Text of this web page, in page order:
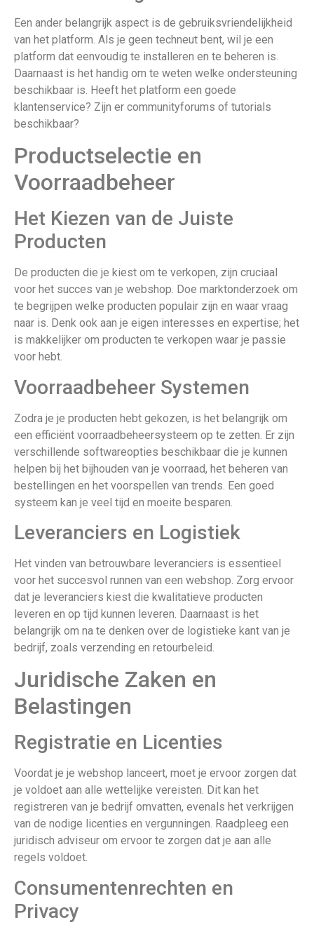
Een ander belangrijk aspect is de gebruiksvriendelijkheid
van het platform. Als je geen techneut bent, wil je een
platform dat eenvoudig te installeren en te beheren is.
Daarnaast is het handig om te weten welke ondersteuning
beschikbaar is. Heeft het platform een goede
klantenservice? Zijn er communityforums of tutorials
beschikbaar?
Productselectie en
Voorraadbeheer
Het Kiezen van de Juiste
Producten
De producten die je kiest om te verkopen, zijn cruciaal
voor het succes van je webshop. Doe marktonderzoek om
te begrijpen welke producten populair zijn en waar vraag
naar is. Denk ook aan je eigen interesses en expertise; het
is makkelijker om producten te verkopen waar je passie
voor hebt.
Voorraadbeheer Systemen
Zodra je je producten hebt gekozen, is het belangrijk om
een efficiënt voorraadbeheersysteem op te zetten. Er zijn
verschillende softwareopties beschikbaar die je kunnen
helpen bij het bijhouden van je voorraad, het beheren van
bestellingen en het voorspellen van trends. Een goed
systeem kan je veel tijd en moeite besparen.
Leveranciers en Logistiek
Het vinden van betrouwbare leveranciers is essentieel
voor het succesvol runnen van een webshop. Zorg ervoor
dat je leveranciers kiest die kwalitatieve producten
leveren en op tijd kunnen leveren. Daarnaast is het
belangrijk om na te denken over de logistieke kant van je
bedrijf, zoals verzending en retourbeleid.
Juridische Zaken en
Belastingen
Registratie en Licenties
Voordat je je webshop lanceert, moet je ervoor zorgen dat
je voldoet aan alle wettelijke vereisten. Dit kan het
registreren van je bedrijf omvatten, evenals het verkrijgen
van de nodige licenties en vergunningen. Raadpleeg een
juridisch adviseur om ervoor te zorgen dat je aan alle
regels voldoet.
Consumentenrechten en
Privacy